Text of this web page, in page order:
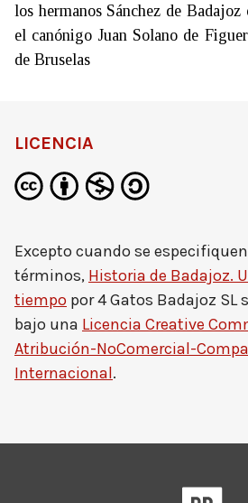
los hermanos Sánchez de Badajoz
el canónigo Juan Solano de
de Bruselas
LICENCIA
Excepto cuando se
términos, Historia de Badajoz.
tiempo por4 Gatos Badajoz SL
bajo una Licencia Creative
Atribución-NoComercial-
Internacional.